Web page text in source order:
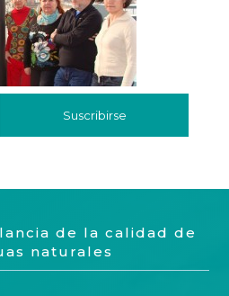
Suscribirse
de la calidad de
naturales